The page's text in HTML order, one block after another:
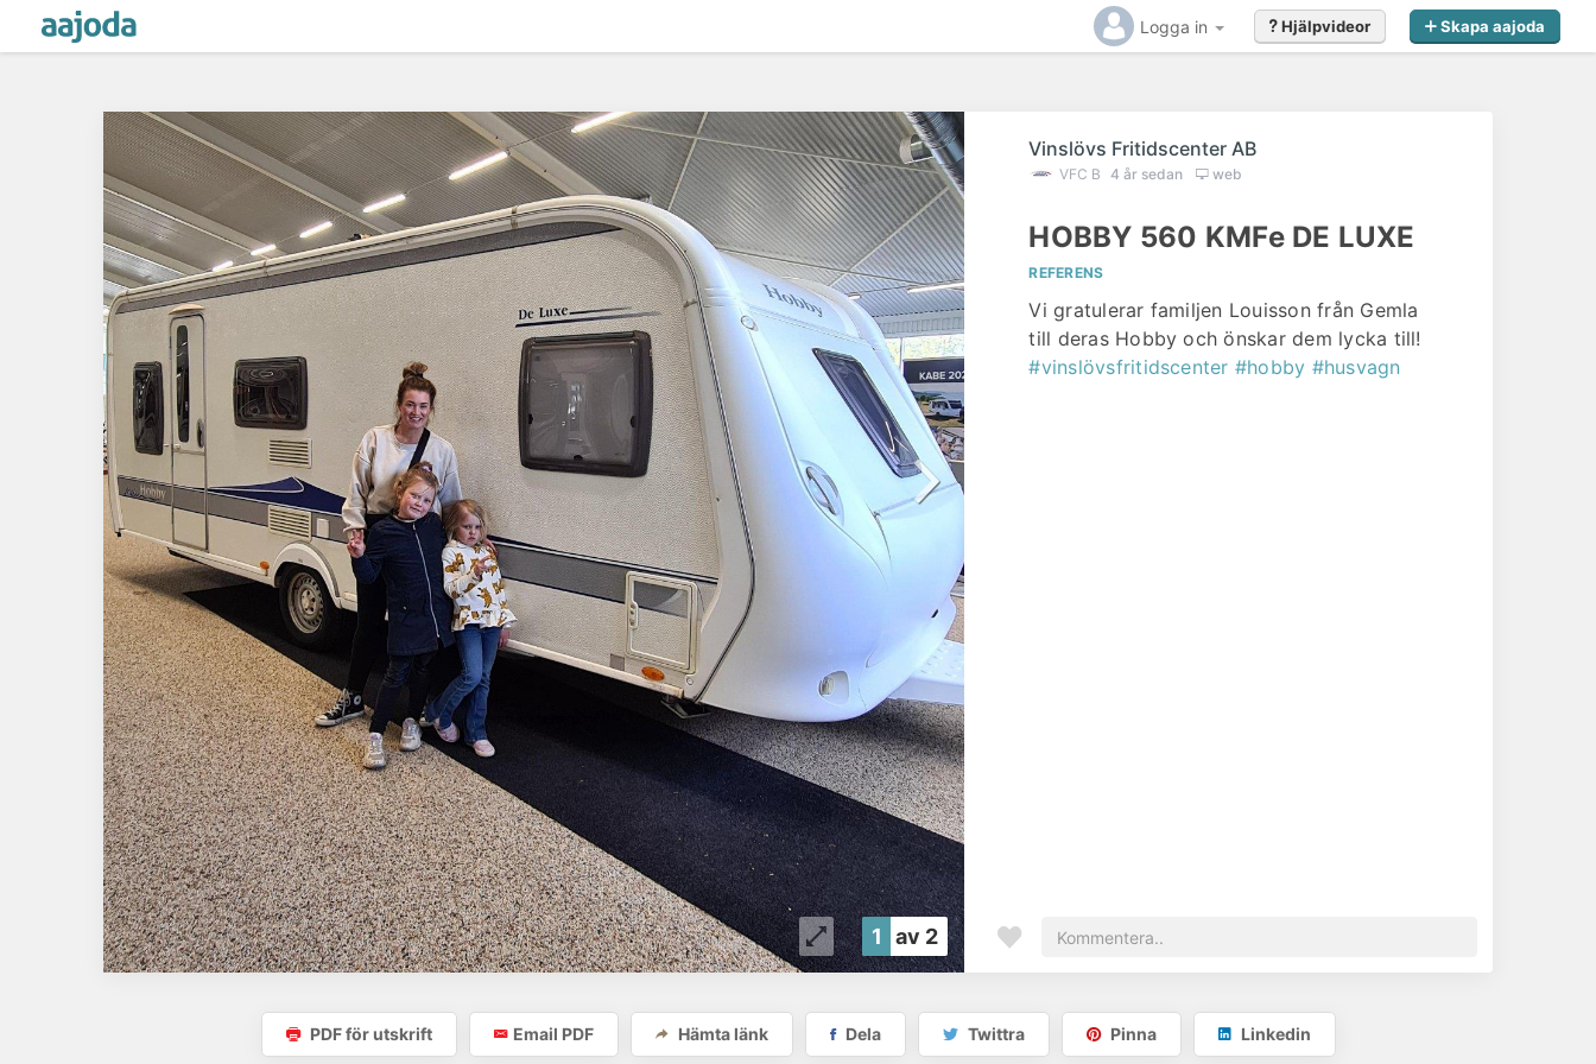
Logga in Skapa aajoda
Hjälpvideor
Gillar du det du såg?
1 av 2
Vinslövs Fritidscenter AB
VFC B 4 år sedan web
HOBBY 560 KMFe DE LUXE
REFERENS
Vi gratulerar familjen Louisson från Gemla
till deras Hobby och önskar dem lycka till!
#vinslövsfritidscenter #hobby #husvagn
PDF för utskrift Email PDF Hämta länk Dela Twittra Pinna Linkedin